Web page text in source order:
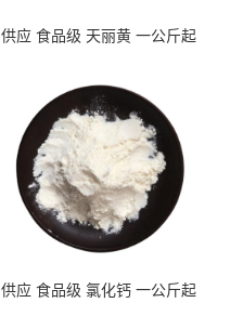
供应 食品级 天丽黄 一公斤起
供应 食品级 氯化钙 一公斤起